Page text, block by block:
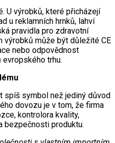
U výrobků, které přicházejí
u reklamních hrnků, lahví
pravidla pro zdravotní
výrobků může být důležité CE
nebo odpovědnost
trhu.
spíš symbol než jediný důvod
dovozu je v tom, že firma
kontrolora kvality,
bezpečnosti produktu.